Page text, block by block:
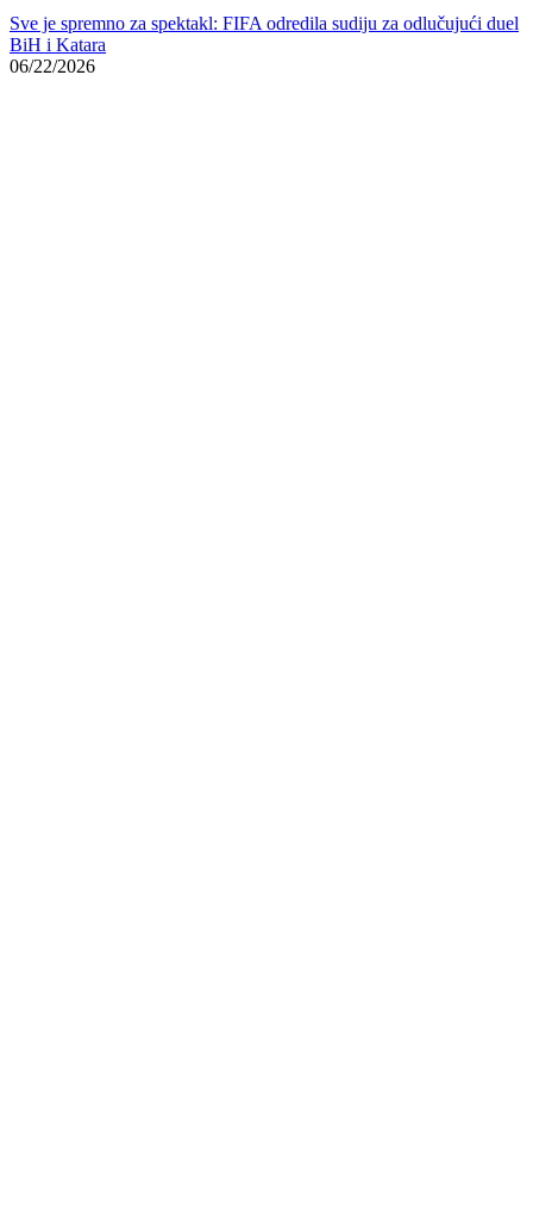
Sve je spremno za spektakl: FIFA odredila sudiju za odlučujući duel
BiH i Katara
06/22/2026